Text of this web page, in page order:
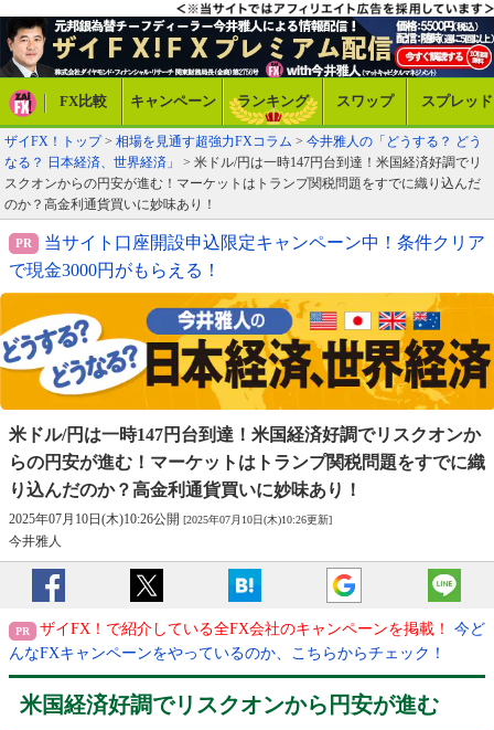
FX比較 キャンペーン ランキング スワップ スプレッド
ザイFX！トップ> 相場を見通す超強力FXコラム > 今井雅人の「どうする？ どう
なる？ 日本経済、世界経済」
> 米ドル/円は一時147円台到達！米国経済好調でリ
スクオンからの円安が進む！マーケットはトランプ関税問題をすでに織り込んだ
のか？高金利通貨買いに妙味あり！
当サイト口座開設申込限定キャンペーン中！条件クリア
で現金3000円がもらえる！
米ドル/円は一時147円台到達！米国経済好調でリスクオンか
らの円安が進む！マーケットはトランプ関税問題をすでに織
り込んだのか？高金利通貨買いに妙味あり！
2025年07月10日(木)10:26公開 [2025年07月10日(木)10:26更新]
今井雅人
ザイFX！で紹介している全FX会社のキャンペーンを掲載！
今ど
んなFXキャンペーンをやっているのか、こちらからチェック！
米国経済好調でリスクオンから円安が進む